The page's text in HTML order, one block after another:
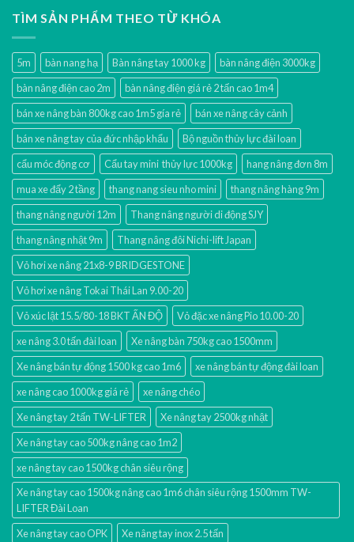
TÌM SẢN PHẨM THEO TỪ KHÓA
5m bàn nang hạ Bàn nâng tay 1000 kg
bàn nâng điện 3000kg
bàn nâng điện cao 2m
bàn nâng điện giá rẻ 2 tấn cao 1m4
bán xe nâng bàn 800kg cao 1m5 gía rẻ
bán xe nâng cây cảnh
bán xe nâng tay của đức nhập khẩu
Bộ nguồn thủy lực đài loan
cẩu móc động cơ
Cẩu tay mini thủy lực 1000kg
hang nâng đơn 8m
mua xe đẩy 2 tầng
thang nang sieu nho mini
thang nâng hàng 9m
thang nâng người 12m
Thang nâng người di động SJY
thang nâng nhật 9m
Thang nâng đôi Nichi-lift Japan
Vỏ hơi xe nâng 21x8-9 BRIDGESTONE
Vỏ hơi xe nâng Tokai Thái Lan 9.00-20
Vỏ xúc lật 15.5/80-18 BKT ẤN ĐỘ
Vỏ đặc xe nâng Pio 10.00-20
xe nâng 3.0 tấn đài loan
Xe nâng bàn 750kg cao 1500mm
Xe nâng bán tự động 1500 kg cao 1m6
xe nâng bán tự động đài loan
xe nâng cao 1000kg giá rẻ
xe nâng chéo
Xe nâng tay 2 tấn TW-LIFTER
Xe nâng tay 2500kg nhật
Xe nâng tay cao 500kg nâng cao 1m2
xe nâng tay cao 1500kg chân siêu rộng
Xe nâng tay cao 1500kg nâng cao 1m6 chân siêu rộng 1500mm TW-
LIFTER Đài Loan
Xe nâng tay cao OPK
Xe nâng tay inox 2.5 tấn